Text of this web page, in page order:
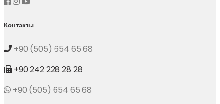
Контакты
+90 (505) 654 65 68
+90 242 228 28 28
+90 (505) 654 65 68